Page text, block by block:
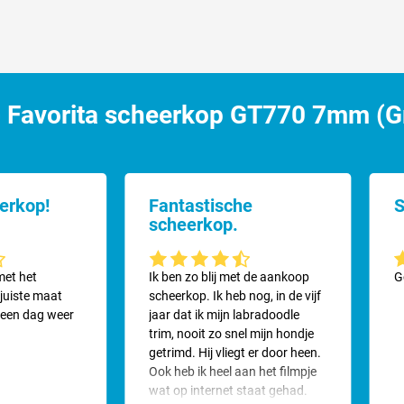
gebruik maken van het unieke Favorita scheerkoppensysteem:
(Zelfs tot 30 jaar oud) welke gebruik maken van hetzelfde
scheerkop GT770 7mm
van 4.4 van 5 sterren
het
maat
dag weer
Fantastische
scheerkop.
Gemiddelde waardering van 4.4 van 5 sterren
Ik ben zo blij met de aankoop
scheerkop. Ik heb nog, in de vijf
jaar dat ik mijn labradoodle
trim, nooit zo snel mijn hondje
getrimd. Hij vliegt er door heen.
Ook heb ik heel aan het filmpje
wat op internet staat gehad.